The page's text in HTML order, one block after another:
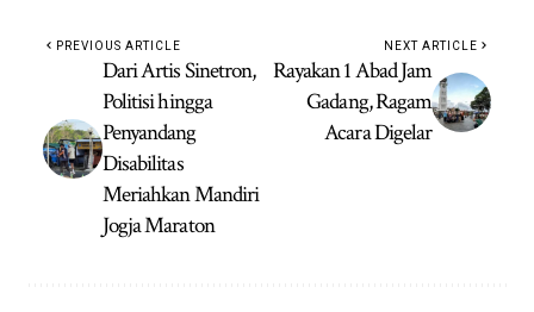
PREVIOUS ARTICLE
Dari Artis Sinetron,
Politisi hingga
Penyandang
Disabilitas
Meriahkan Mandiri
Jogja Maraton
NEXT ARTICLE
Rayakan 1 Abad Jam
Gadang, Ragam
Acara Digelar